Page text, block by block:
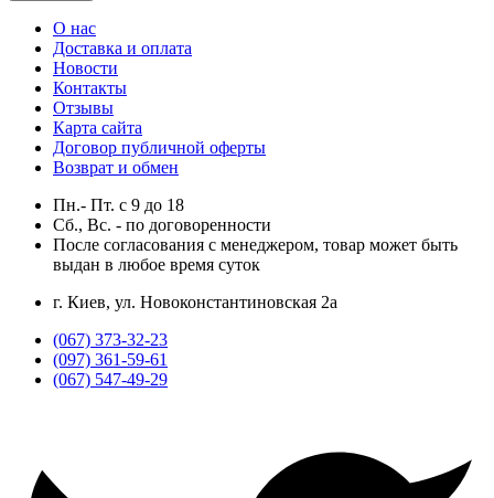
О нас
Доставка и оплата
Новости
Контакты
Отзывы
Карта сайта
Договор публичной оферты
Возврат и обмен
Пн.- Пт. с 9 до 18
Сб., Вс. - по договоренности
После согласования с менеджером, товар может быть
выдан в любое время суток
г. Киев, ул. Новоконстантиновская 2а
(067) 373-32-23
(097) 361-59-61
(067) 547-49-29